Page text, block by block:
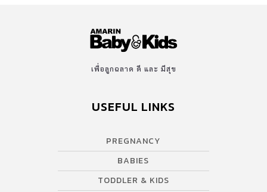
เพื่อลูกฉลาด ดี และ มีสุข
USEFUL LINKS
PREGNANCY
BABIES
TODDLER & KIDS